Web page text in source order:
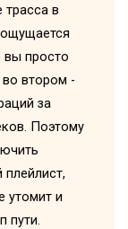
в
вы просто
во втором -
за
Поэтому
утомит и
пути.